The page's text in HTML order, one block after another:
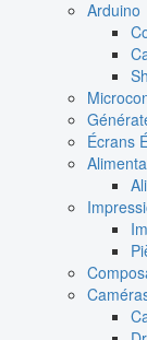
Arduino
Écrans